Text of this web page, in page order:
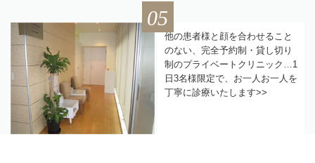
他の患者様と顔を合わせること
のない、完全予約制・貸し切り
制のプライベートクリニック…1
日3名様限定で、お一人お一人を
丁寧に診療いたします>>
05